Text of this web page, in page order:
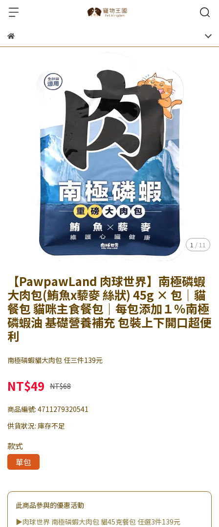
1 / 11
【PawpawLand 肉球世界】南極磷蝦
大肉包(鮪魚x藜麥 絲狀) 45g × 包｜貓
餐包 貓咪主食餐包｜每包添加１％南極
磷蝦油 基礎營養補充 包裝上下開口超便
利
南極磷蝦貓大肉包 任三件139元
NT$49 NT$68
商品編號: 4711279320541
供貨狀況: 庫存不足
款式
單包
此商品參與的優惠活動
▶肉球世界 南極磷蝦大肉包 貓45克餐包 任選3件139元